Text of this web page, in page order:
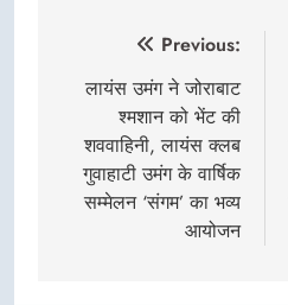
navigation
Previous:
लायंस उमंग ने जोराबाट
श्मशान को भेंट की
शववाहिनी, लायंस क्लब
गुवाहाटी उमंग के वार्षिक
सम्मेलन ‘संगम’ का भव्य
आयोजन